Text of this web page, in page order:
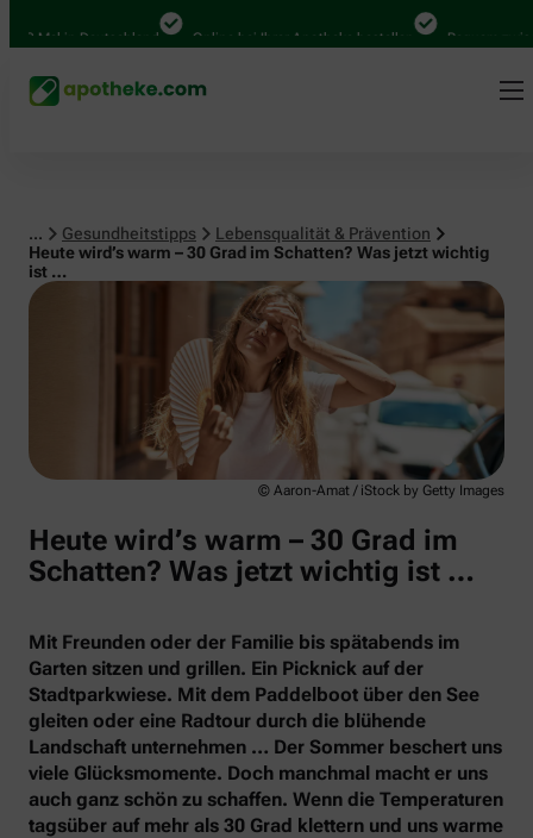
Mal in Deutschland Online bei Ihrer Apotheke bestellen Bequem
... Gesundheitstipps
Lebensqualität & Prävention
Heute wird’s warm – 30 Grad im Schatten? Was jetzt wichtig
ist …
Lebensqualität & Prävention
© Aaron-Amat / iStock by Getty Images
Heute wird’s warm – 30 Grad im
Schatten? Was jetzt wichtig ist …
Mit Freunden oder der Familie bis spätabends im
Garten sitzen und grillen. Ein Picknick auf der
Stadtparkwiese. Mit dem Paddelboot über den See
gleiten oder eine Radtour durch die blühende
Landschaft unternehmen … Der Sommer beschert uns
viele Glücksmomente. Doch manchmal macht er uns
auch ganz schön zu schaffen. Wenn die Temperaturen
tagsüber auf mehr als 30 Grad klettern und uns warme